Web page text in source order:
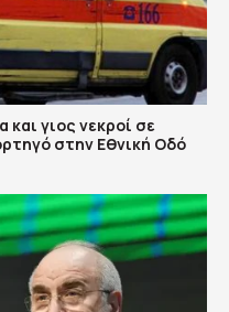
γιος νεκροί σε
στην Εθνική Οδό